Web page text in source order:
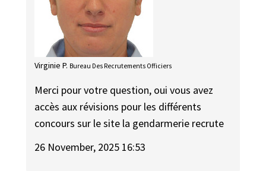
Virginie P. Bureau Des Recrutements Officiers
Merci pour votre question, oui vous avez
accès aux révisions pour les différents
concours sur le site la gendarmerie recrute
26 November, 2025 16:53